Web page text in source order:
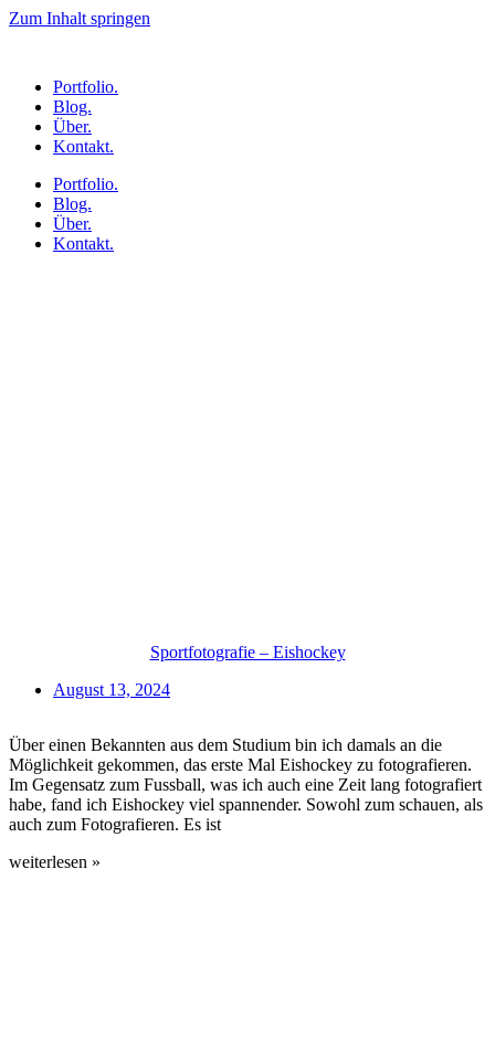
Zum Inhalt springen
Portfolio.
Blog.
Über.
Kontakt.
Portfolio.
Blog.
Über.
Kontakt.
Sportfotografie – Eishockey
August 13, 2024
Über einen Bekannten aus dem Studium bin ich damals an die
Möglichkeit gekommen, das erste Mal Eishockey zu fotografieren.
Im Gegensatz zum Fussball, was ich auch eine Zeit lang fotografiert
habe, fand ich Eishockey viel spannender. Sowohl zum schauen, als
auch zum Fotografieren. Es ist
weiterlesen »